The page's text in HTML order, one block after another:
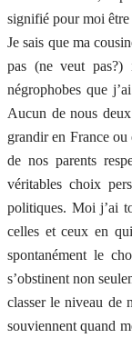
signifié pour moi être
Je sais que ma
pas (ne veut pas?)
négrophobes que
Aucun de nous deux
grandir en France
de nos parents
véritables choix
politiques. Moi j’ai
celles et ceux en
spontanément le
s’obstinent non
classer le niveau de
souviennent quand